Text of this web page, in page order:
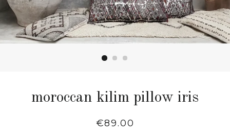
moroccan kilim pillow iris
Regular
€89.00